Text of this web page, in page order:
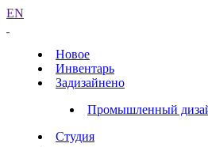
EN
Новое
Инвентарь
Задизайнено
Промышленный
Студия